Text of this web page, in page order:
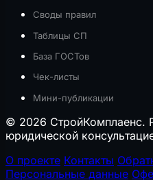
Своды правил
Таблицы СП
База ГОСТов
Чек-листы
Мини-публикации
© 2026 СтройКомплаенс.
юридической
О проекте Контакты
Персональные данные